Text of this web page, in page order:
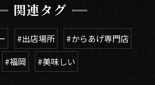
関連タグ
#出店場所
#からあげ専門店
#福岡
#美味しい